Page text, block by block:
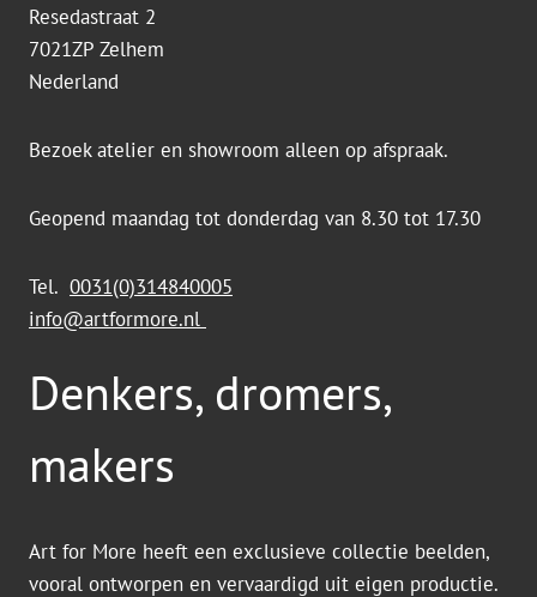
Resedastraat 2
7021ZP Zelhem
Nederland
Bezoek atelier en showroom alleen op afspraak.
Geopend maandag tot donderdag van 8.30 tot 17.30
Tel. 0031(0)314840005
info@artformore.nl
Denkers, dromers,
makers
Art for More heeft een exclusieve collectie beelden,
vooral ontworpen en vervaardigd uit eigen productie.